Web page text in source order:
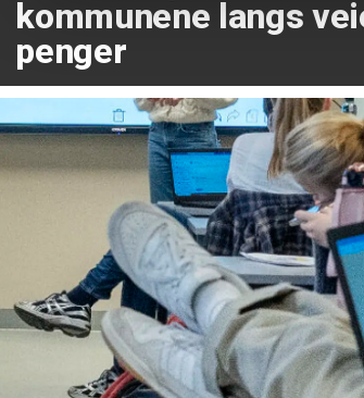
kommunene langs
penger